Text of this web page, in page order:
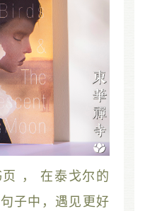
， 在泰戈尔的
子中，遇见更好